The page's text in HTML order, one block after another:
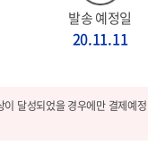
발송 예정일
20.11.11
달성되었을 경우에만 결제예정